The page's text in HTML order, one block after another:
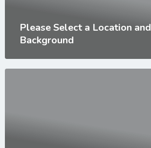
Please Select a Location and
Background